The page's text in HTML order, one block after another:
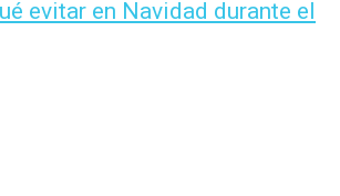
evitar en Navidad durante el